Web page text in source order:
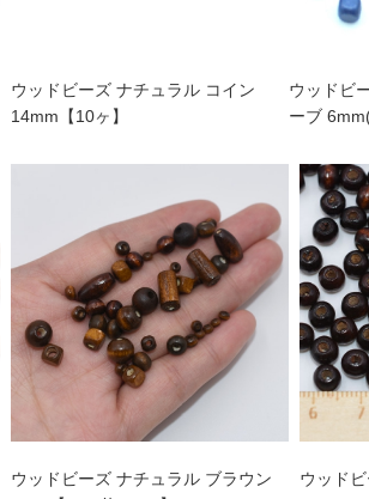
ウッドビーズ ナチュラル コイン
14mm【10ヶ】
ウッドビ
ーブ
ウッドビーズ ナチュラル ブラウン
ウッド